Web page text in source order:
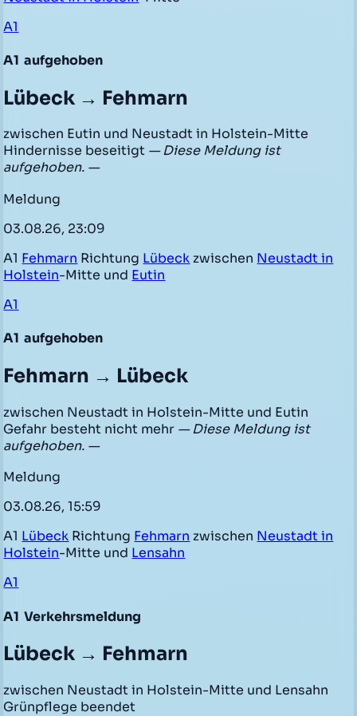
A1
A1 aufgehoben
Lübeck → Fehmarn
zwischen Eutin und Neustadt in Holstein-Mitte
Hindernisse beseitigt — Diese Meldung ist
aufgehoben. —
Meldung
03.08.26, 23:09
A1 Fehmarn Richtung Lübeck zwischen Neustadt in
Holstein-Mitte und Eutin
A1
A1 aufgehoben
Fehmarn → Lübeck
zwischen Neustadt in Holstein-Mitte und Eutin
Gefahr besteht nicht mehr — Diese Meldung ist
aufgehoben. —
Meldung
03.08.26, 15:59
A1 Lübeck Richtung Fehmarn zwischen Neustadt in
Holstein-Mitte und Lensahn
A1
A1 Verkehrsmeldung
Lübeck → Fehmarn
zwischen Neustadt in Holstein-Mitte und Lensahn
Grünpflege beendet